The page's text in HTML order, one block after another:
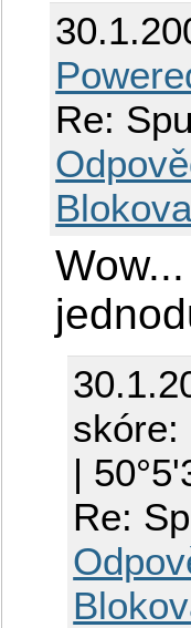
Re:
|
Re: